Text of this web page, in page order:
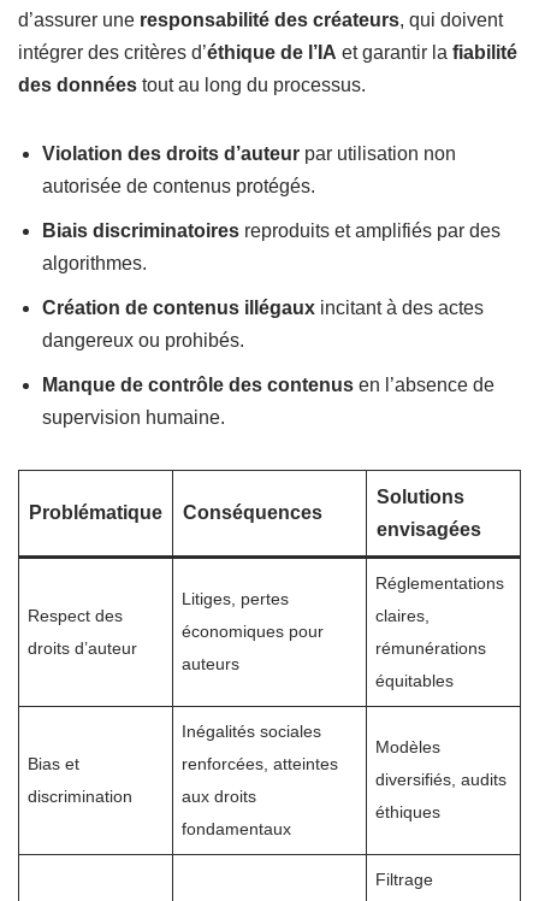
d’assurer une responsabilité des créateurs, qui doivent
intégrer des critères d’éthique de l’IA et garantir la fiabilité
des données tout au long du processus.
Violation des droits d’auteur par utilisation non
autorisée de contenus protégés.
Biais discriminatoires reproduits et amplifiés par des
algorithmes.
Création de contenus illégaux incitant à des actes
dangereux ou prohibés.
Manque de contrôle des contenus en l’absence de
supervision humaine.
Problématique Conséquences
Solutions
envisagées
Respect des
droits d’auteur
Litiges, pertes
économiques pour
auteurs
Réglementations
claires,
rémunérations
équitables
Bias et
discrimination
Inégalités sociales
renforcées, atteintes
aux droits
fondamentaux
Modèles
diversifiés, audits
éthiques
Filtrage